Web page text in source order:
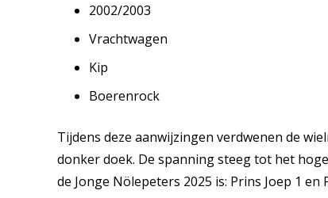
2002/2003
Vrachtwagen
Kip
Boerenrock
Tijdens deze aanwijzingen verdwenen de
donker doek. De spanning steeg tot het
de Jonge Nölepeters 2025 is: Prins Joep 1